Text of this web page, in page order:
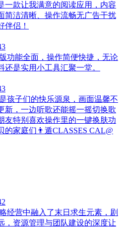
一款让我满意的阅读应用，内容
简洁清晰、操作流畅无广告干扰
伴侣！
功能全面，操作简便快捷，无论
还是实用小工具汇聚一堂。
孩子们的快乐源泉，画面温馨不
新，一边听歌还能摇一摇切换歌
友特别喜欢操作里的一键换肤功
的家庭们👨‍遁️CLASSES CAL@
经营中融入了末日求生元素，剧
，资源管理与团队建设的深度让